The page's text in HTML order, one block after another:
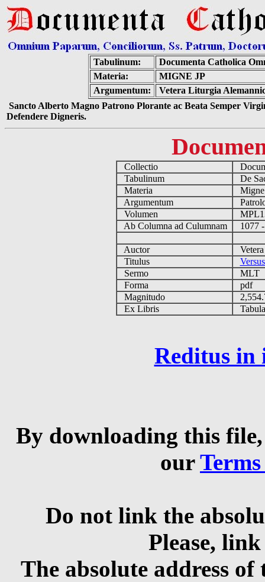
Tabulinum:
Documenta Catholica
Materia:
MIGNE JP
Argumentum:
Vetera Liturgia
Sancto Alberto Magno Patrono Plorante ac Beata Semper
Defendere Digneris.
Collectio
Tabulinum
De
Materia
Argumentum
Volumen
Ab Columna ad Culumnam
1077
Auctor
Titulus
Sermo
MLT
Forma
pdf
Magnitudo
Ex Libris
Reditus in
By downloading this
our
Do not link the
Please,
The absolute address